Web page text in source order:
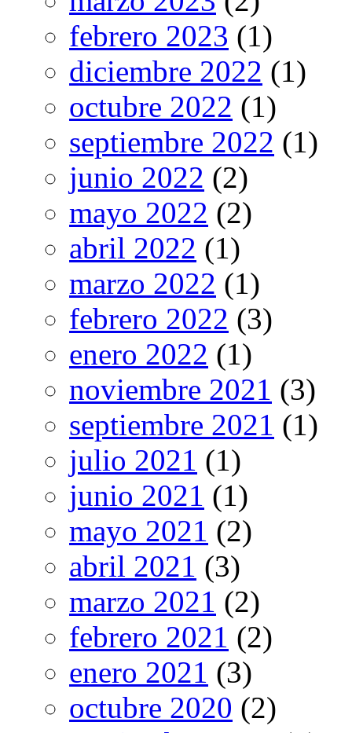
febrero 2023 (1)
diciembre 2022 (1)
octubre 2022 (1)
septiembre 2022 (1)
junio 2022 (2)
mayo 2022 (2)
abril 2022 (1)
marzo 2022 (1)
febrero 2022 (3)
enero 2022 (1)
noviembre 2021 (3)
septiembre 2021 (1)
julio 2021 (1)
junio 2021 (1)
mayo 2021 (2)
abril 2021 (3)
marzo 2021 (2)
febrero 2021 (2)
enero 2021 (3)
octubre 2020 (2)